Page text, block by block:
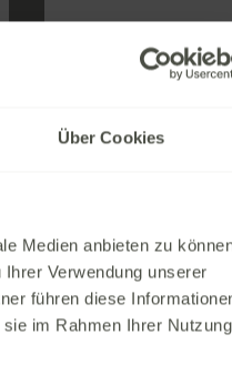
Über Cookies
Medien anbieten zu
Verwendung unserer
führen diese
im Rahmen Ihrer Nutzung
Verfügbar ab
Fahrzeugbreite
Schlafplätze
Techn. zul.
Gesamtgewicht